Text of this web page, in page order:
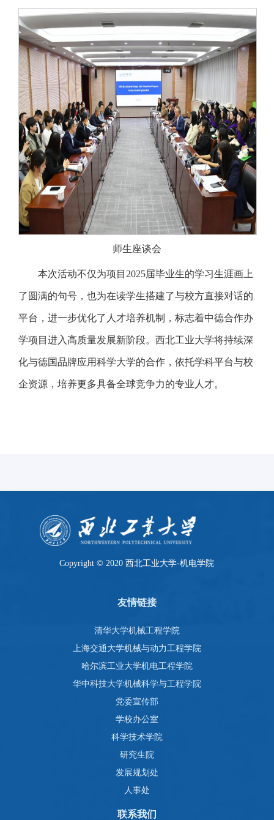
师生座谈会
本次活动不仅为项目2025届毕业生的学习生涯画上
了圆满的句号，也为在读学生搭建了与校方直接对话的
平台，进一步优化了人才培养机制，标志着中德合作办
学项目进入高质量发展新阶段。西北工业大学将持续深
化与德国品牌应用科学大学的合作，依托学科平台与校
企资源，培养更多具备全球竞争力的专业人才。
Copyright © 2020 西北工业大学-机电学院
友情链接
清华大学机械工程学院
上海交通大学机械与动力工程学院
哈尔滨工业大学机电工程学院
华中科技大学机械科学与工程学院
党委宣传部
学校办公室
科学技术学院
研究生院
发展规划处
人事处
联系我们